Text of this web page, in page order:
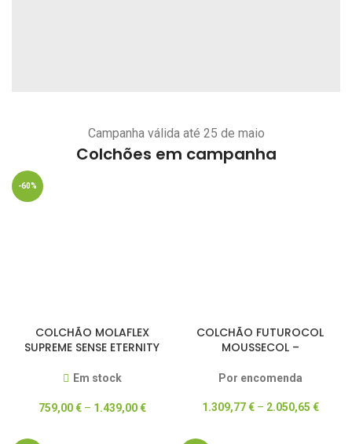
Campanha válida até 25 de maio
Colchões em campanha
-60%
COLCHÃO MOLAFLEX
SUPREME SENSE ETERNITY
Em stock
759,00€– 1.439,00€
COLCHÃO FUTUROCOL
MOUSSECOL –
Por encomenda
1.309,77€– 2.050,65 €